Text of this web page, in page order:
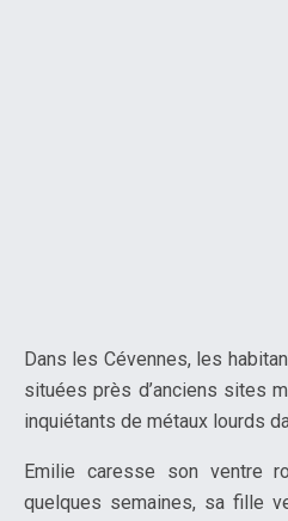
Dans les Cévennes, les
situées près d’anciens sites
inquiétants de métaux lourds
Emilie caresse son ventre
quelques semaines, sa fille